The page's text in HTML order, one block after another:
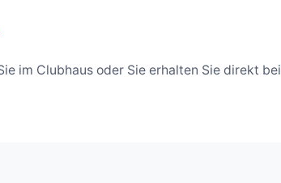
im Clubhaus oder Sie erhalten Sie direkt bei